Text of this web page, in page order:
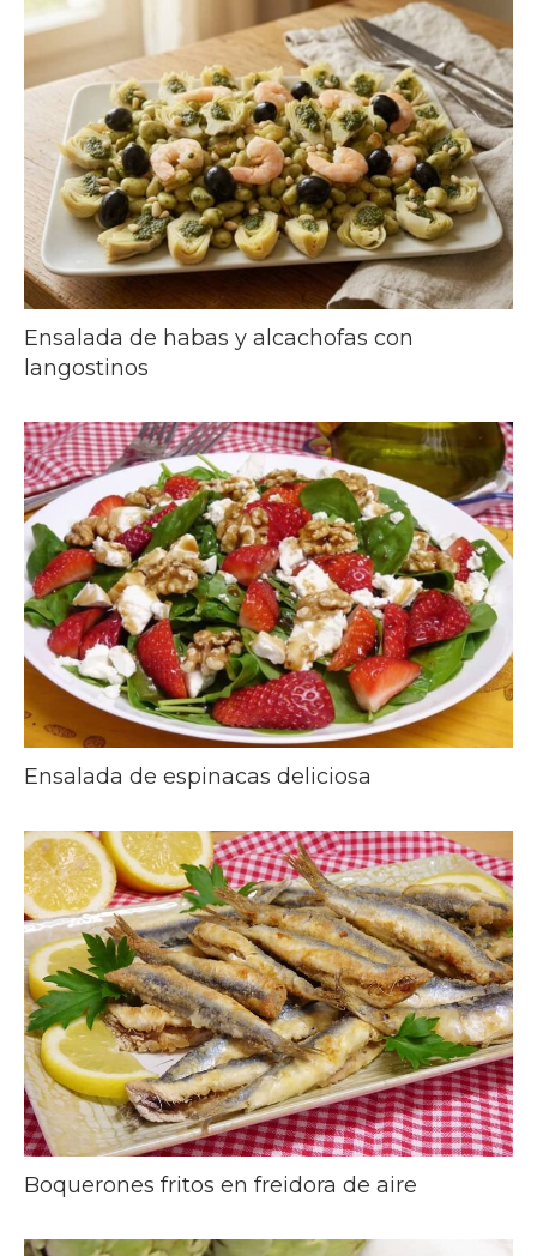
Ensalada de habas y alcachofas con
langostinos
Ensalada de espinacas deliciosa
Boquerones fritos en freidora de aire